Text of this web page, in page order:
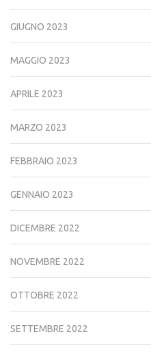
GIUGNO 2023
MAGGIO 2023
APRILE 2023
MARZO 2023
FEBBRAIO 2023
GENNAIO 2023
DICEMBRE 2022
NOVEMBRE 2022
OTTOBRE 2022
SETTEMBRE 2022